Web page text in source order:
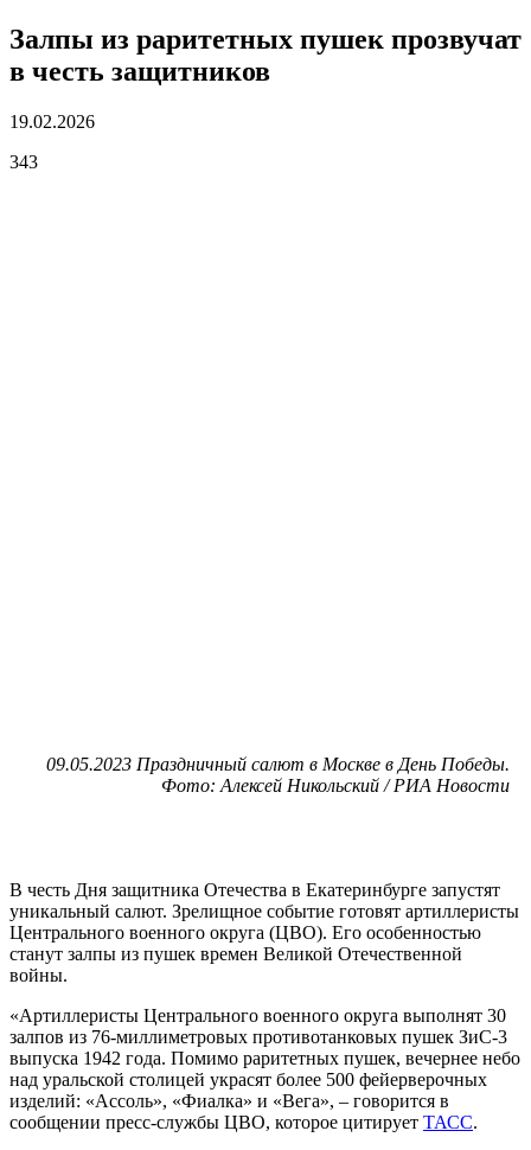
Залпы из раритетных пушек прозвучат
в честь защитников
19.02.2026
343
09.05.2023 Праздничный салют в Москве в День Победы.
Фото: Алексей Никольский / РИА Новости
В честь Дня защитника Отечества в Екатеринбурге запустят
уникальный салют. Зрелищное событие готовят артиллеристы
Центрального военного округа (ЦВО). Его особенностью
станут залпы из пушек времен Великой Отечественной
войны.
«Артиллеристы Центрального военного округа выполнят 30
залпов из 76-миллиметровых противотанковых пушек ЗиС-3
выпуска 1942 года. Помимо раритетных пушек, вечернее небо
над уральской столицей украсят более 500 фейерверочных
изделий: «Ассоль», «Фиалка» и «Вега», – говорится в
сообщении пресс-службы ЦВО, которое цитирует ТАСС.